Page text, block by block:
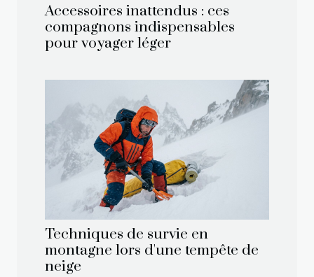
Accessoires inattendus : ces
compagnons indispensables
pour voyager léger
Techniques de survie en
montagne lors d'une tempête de
neige